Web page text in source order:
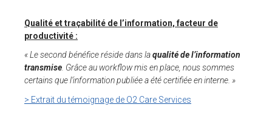
Qualité et traçabilité de l’information, facteur de
productivité :
« Le second bénéfice réside dans laqualité de l’information
transmise. Grâce au workflow mis en place, nous sommes
certains que l’information publiée a été certifiée en interne. »
> Extrait du témoignage de O2 Care Services